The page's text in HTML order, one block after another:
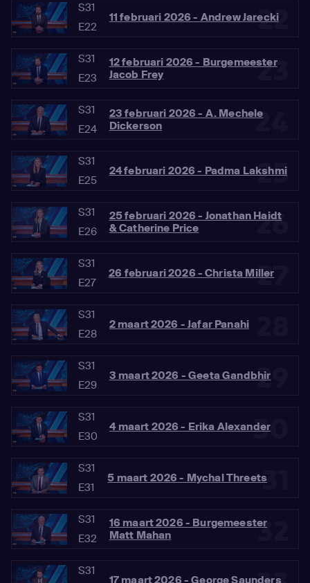
22
S31
E22
11 februari 2026 - Andrew Jarecki
23
S31
E23
12 februari 2026 - Burgemeester
Jacob Frey
24
S31
E24
23 februari 2026 - A. Mechele
Dickerson
25
S31
E25
24 februari 2026 - Padma Lakshmi
26
S31
E26
25 februari 2026 - Jonathan Haidt
& Catherine Price
27
S31
E27
26 februari 2026 - Christa Miller
S31
E28
2 maart 2026 - Jafar Panahi
29
S31
E29
3 maart 2026 - Geeta Gandbhir
30
S31
E30
4 maart 2026 - Erika Alexander
31
S31
E31
5 maart 2026 - Mychal Threets
32
S31
E32
16 maart 2026 - Burgemeester
Matt Mahan
S31
17 maart 2026 - George Saunders